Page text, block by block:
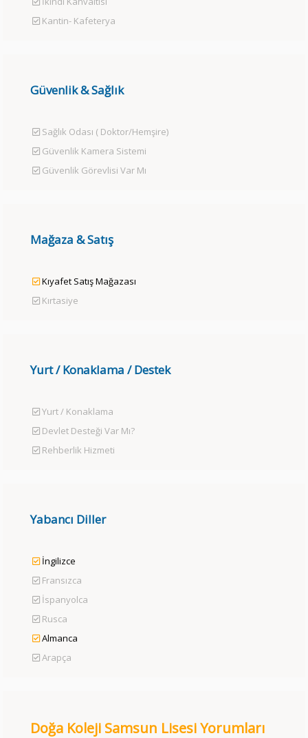
Kantin- Kafeterya
Güvenlik & Sağlık
Sağlık Odası ( Doktor/Hemşire)
Güvenlik Kamera Sistemi
Güvenlik Görevlisi Var Mı
Mağaza & Satış
Kıyafet Satış Mağazası
Kırtasiye
Yurt / Konaklama / Destek
Yurt / Konaklama
Devlet Desteği Var Mı?
Rehberlik Hizmeti
Yabancı Diller
İngilizce
Fransızca
İspanyolca
Rusca
Almanca
Arapça
Doğa Koleji Samsun Lisesi Yorumları